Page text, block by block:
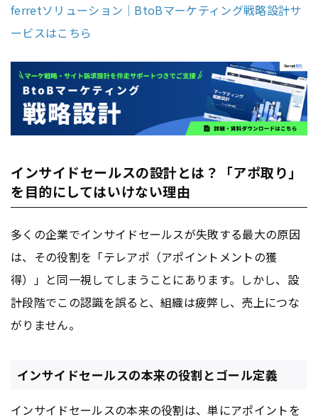
ferretソリューション｜BtoBマーケティング戦略設計サ
ービスはこちら
インサイドセールスの設計とは？「アポ取り」
を目的にしてはいけない理由
多くの企業でインサイドセールスが失敗する最大の原因
は、その役割を「テレアポ（アポイントメントの獲
得）」と同一視してしまうことにあります。しかし、設
計段階でこの認識を誤ると、組織は疲弊し、売上につな
がりません。
インサイドセールスの本来の役割とゴール定義
インサイドセールスの本来の役割は、単にアポイントを